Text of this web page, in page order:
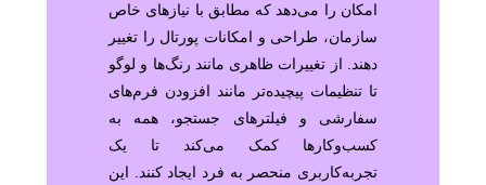
امکان را می‌دهد که مطابق با نیازهای خاص
سازمان، طراحی و امکانات پورتال را تغییر
دهند. از تغییرات ظاهری مانند رنگ‌ها و لوگو
تا تنظیمات پیچیده‌تر مانند افزودن فرم‌های
سفارشی و فیلترهای جستجو، همه به
کسب‌وکارها کمک می‌کند تا یک
تجربه‌کاربری منحصر به فرد ایجاد کنند. این